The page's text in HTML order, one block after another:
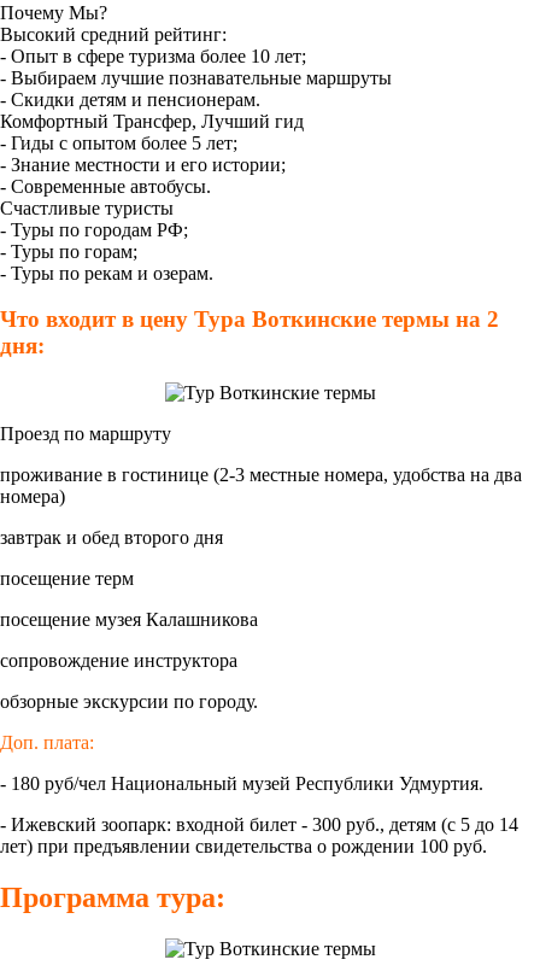
Почему Мы?
Высокий средний рейтинг:
- Опыт в сфере туризма более 10 лет;
- Выбираем лучшие познавательные маршруты
- Скидки детям и пенсионерам.
Комфортный Трансфер, Лучший гид
- Гиды с опытом более 5 лет;
- Знание местности и его истории;
- Современные автобусы.
Счастливые туристы
- Туры по городам РФ;
- Туры по горам;
- Туры по рекам и озерам.
Что входит в цену Тура Воткинские термы на 2
дня:
Проезд по маршруту
проживание в гостинице (2-3 местные номера, удобства на два
номера)
завтрак и обед второго дня
посещение терм
посещение музея Калашникова
сопровождение инструктора
обзорные экскурсии по городу.
Доп. плата:
- 180 руб/чел Национальный музей Республики Удмуртия.
- Ижевский зоопарк: входной билет - 300 руб., детям (с 5 до 14
лет) при предъявлении свидетельства о рождении 100 руб.
Программа тура: